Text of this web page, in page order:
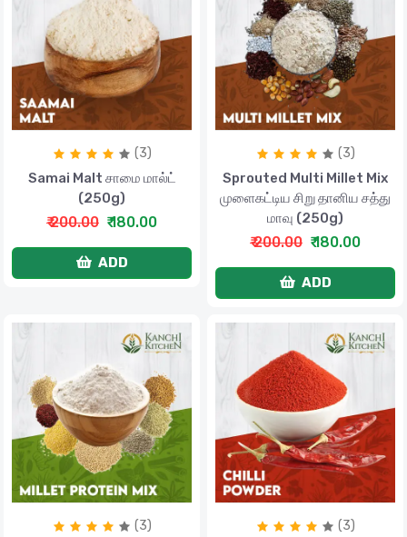
(3)
Samai Malt சாமை மால்ட்
(250g)
₹ 200.00 ₹ 180.00
ADD
(3)
Sprouted Multi Millet Mix
முளைகட்டிய சிறு தானிய சத்து
மாவு (250g)
₹ 200.00 ₹ 180.00
ADD
(3) (3)